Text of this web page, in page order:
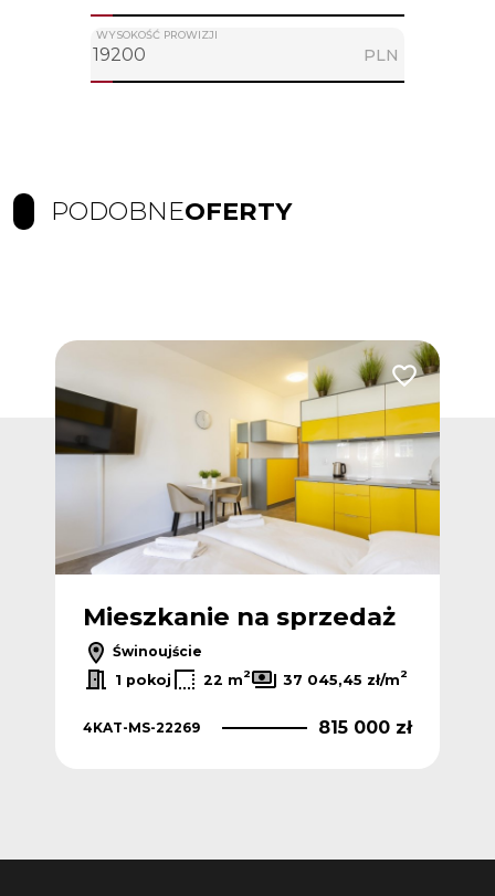
WYSOKOŚĆ PROWIZJI
PLN
PODOBNEOFERTY
Dodaj do ulubionych Dodaj do
Mieszkanie na sprzedaż
Świnoujście
1 pokoj
22 m2 37 045,45 zł/m2
4KAT-MS-22269 815 000 zł